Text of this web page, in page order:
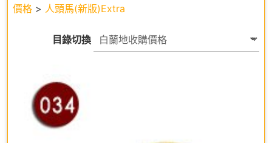
價格 > 人頭馬(新版)Extra
目錄切換